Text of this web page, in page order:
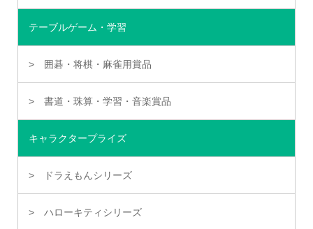
テーブルゲーム・学習
囲碁・将棋・麻雀用賞品
書道・珠算・学習・音楽賞品
キャラクタープライズ
ドラえもんシリーズ
ハローキティシリーズ